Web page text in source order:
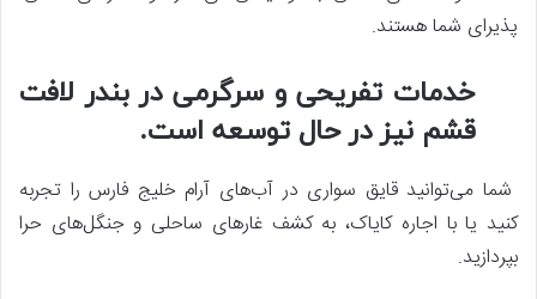
پذیرای شما هستند.
خدمات تفریحی و سرگرمی در بندر لافت
قشم نیز در حال توسعه است.
شما می‌توانید قایق‌ سواری در آب‌های آرام خلیج فارس را تجربه
کنید یا با اجاره کایاک، به کشف غارهای ساحلی و جنگل‌های حرا
بپردازید.